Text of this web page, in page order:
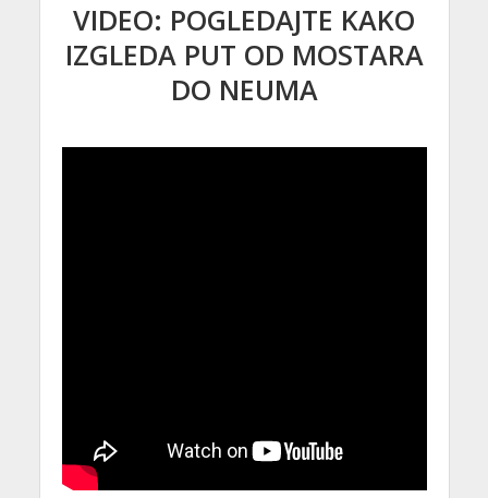
VIDEO: POGLEDAJTE KAKO
IZGLEDA PUT OD MOSTARA
DO NEUMA